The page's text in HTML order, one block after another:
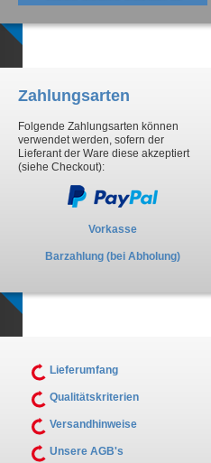
Zahlungsarten
Folgende Zahlungsarten können
verwendet werden, sofern der
Lieferant der Ware diese akzeptiert
(siehe Checkout):
Vorkasse
Barzahlung (bei Abholung)
Lieferumfang
Qualitätskriterien
Versandhinweise
Unsere AGB's